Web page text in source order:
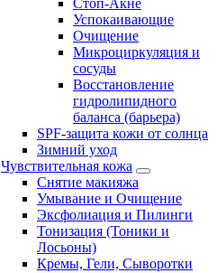
Стоп-Акне
Успокаивающие
Очищение
Микроциркуляция и
сосуды
Восстановление
гидролипидного
баланса (барьера)
SPF-защита кожи от солнца
Зимний уход
Чувствительная кожа
Снятие макияжа
Умывание и Очищение
Эксфолиация и Пилинги
Тонизация (Тоники и
Лосьоны)
Кремы, Гели, Сыворотки